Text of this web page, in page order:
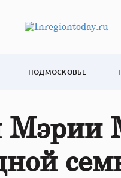
ПОДМОСКОВЬЕ
Мэрии